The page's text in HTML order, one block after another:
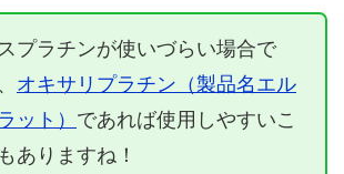
プラチンが使いづらい場合で
オキサリプラチン（製品名エル
ット） であれば使用しやすいこ
ありますね！